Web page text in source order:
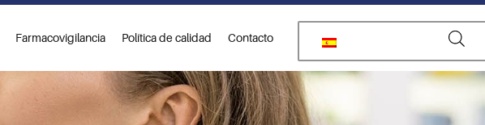
Farmacovigilancia Política de calidad Contacto